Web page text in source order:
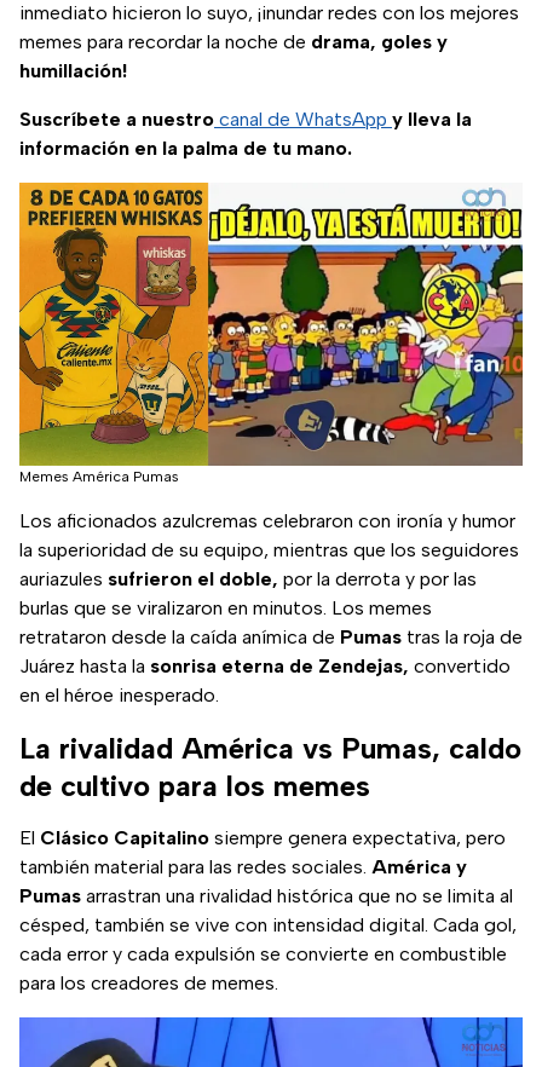
inmediato hicieron lo suyo, ¡inundar redes con los mejores
memes para recordar la noche de drama, goles y
humillación!
Suscríbete a nuestro canal de WhatsApp y lleva la
información en la palma de tu mano.
Memes América Pumas
Los aficionados azulcremas celebraron con ironía y humor
la superioridad de su equipo, mientras que los seguidores
auriazules sufrieron el doble, por la derrota y por las
burlas que se viralizaron en minutos. Los memes
retrataron desde la caída anímica de Pumas tras la roja de
Juárez hasta la sonrisa eterna de Zendejas, convertido
en el héroe inesperado.
La rivalidad América vs Pumas, caldo
de cultivo para los memes
El Clásico Capitalino siempre genera expectativa, pero
también material para las redes sociales. América y
Pumas arrastran una rivalidad histórica que no se limita al
césped, también se vive con intensidad digital. Cada gol,
cada error y cada expulsión se convierte en combustible
para los creadores de memes.